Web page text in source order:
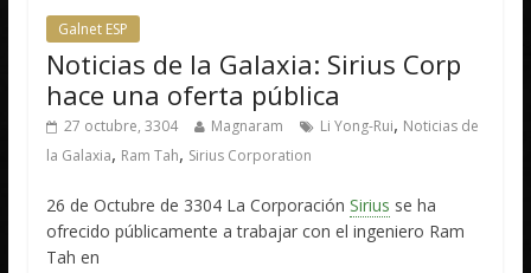
Galnet ESP
Noticias de la Galaxia: Sirius Corp
hace una oferta pública
27 octubre, 3304 Magnaram Li Yong-Rui, Noticias de
la Galaxia, Ram Tah, Sirius Corporation
26 de Octubre de 3304 La CorporaciónSirius se ha
ofrecido públicamente a trabajar con el ingeniero Ram
Tah en